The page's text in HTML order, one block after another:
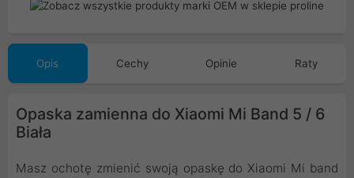
Opis Cechy Opinie Raty
Opaska zamienna do Xiaomi Mi Band 5 / 6
Biała
Masz ochotę zmienić swoją opaskę do Xiaomi Mi band